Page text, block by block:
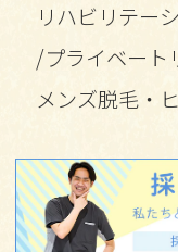
リハビリテー
/プライベート
メンズ脱毛・